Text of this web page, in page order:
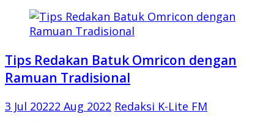
Tips Redakan Batuk Omricon dengan
Ramuan Tradisional
3 Jul 20222 Aug 2022 Redaksi K-Lite FM